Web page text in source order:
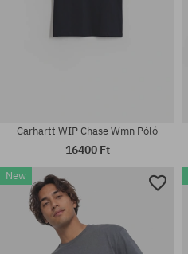
Elérhető méretek:
M; L; XL
Carhartt WIP Chase Wmn Póló
16400 Ft
New